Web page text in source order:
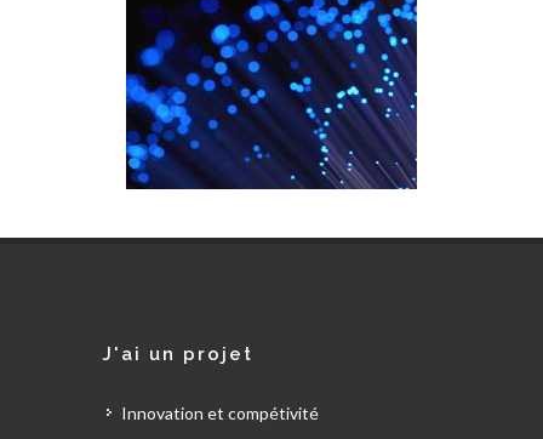
J'ai un projet
Innovation et compétivité